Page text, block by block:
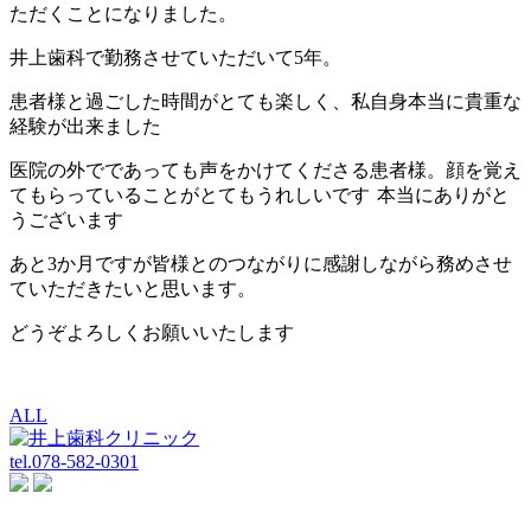
ただくことになりました。
井上歯科で勤務させていただいて5年。
患者様と過ごした時間がとても楽しく、私自身本当に貴重な
経験が出来ました
医院の外でであっても声をかけてくださる患者様。顔を覚え
てもらっていることがとてもうれしいです 本当にありがと
うございます
あと3か月ですが皆様とのつながりに感謝しながら務めさせ
ていただきたいと思います。
どうぞよろしくお願いいたします
ALL
tel.078-582-0301